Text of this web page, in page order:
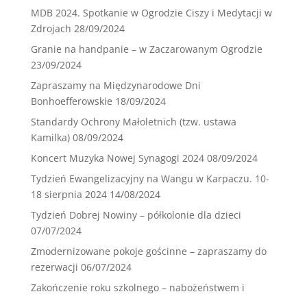
MDB 2024. Spotkanie w Ogrodzie Ciszy i Medytacji w
Zdrojach 28/09/2024
Granie na handpanie – w Zaczarowanym Ogrodzie
23/09/2024
Zapraszamy na Międzynarodowe Dni
Bonhoefferowskie 18/09/2024
Standardy Ochrony Małoletnich (tzw. ustawa
Kamilka) 08/09/2024
Koncert Muzyka Nowej Synagogi 2024 08/09/2024
Tydzień Ewangelizacyjny na Wangu w Karpaczu. 10-
18 sierpnia 2024 14/08/2024
Tydzień Dobrej Nowiny – półkolonie dla dzieci
07/07/2024
Zmodernizowane pokoje gościnne – zapraszamy do
rezerwacji 06/07/2024
Zakończenie roku szkolnego – nabożeństwem i